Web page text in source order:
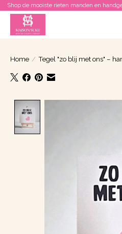
Shop de mooiste rieten manden en
Home / Tegel "zo blij met ons" –